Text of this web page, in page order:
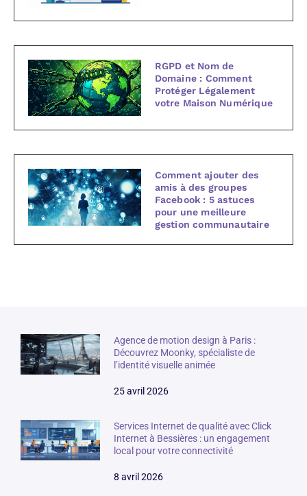
RGPD et Nom de
Domaine : Comment
Protéger Légalement
votre Maison Numérique
Comment ajouter des
amis à des groupes
Facebook : 5 astuces
pour une meilleure
gestion communautaire
Agence de motion design à Paris :
Découvrez Moonky, spécialiste de
l’identité visuelle animée
25 avril 2026
Services Internet de qualité avec Click
Internet à Bessières : un engagement
local pour votre connectivité
8 avril 2026